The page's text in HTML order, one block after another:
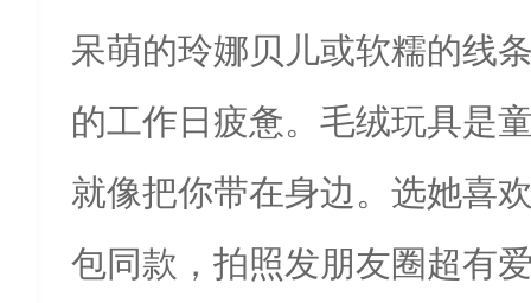
呆萌的玲娜贝儿或软糯的线
的工作日疲惫。毛绒玩具是
就像把你带在身边。选她喜
包同款，拍照发朋友圈超有